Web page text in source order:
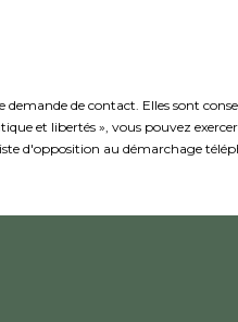
de contact. Elles sont
et libertés », vous pouvez
d'opposition au démarchage